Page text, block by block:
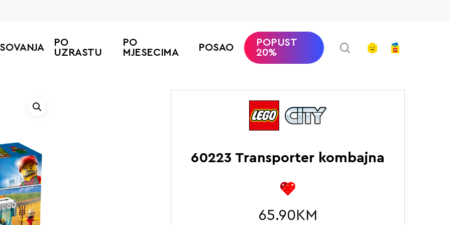
PO
UZRASTU
PO
MJESECIMA
POSAO
POPUST
20%
searchaccount
60223 Transporter kombajna
65.90 KM